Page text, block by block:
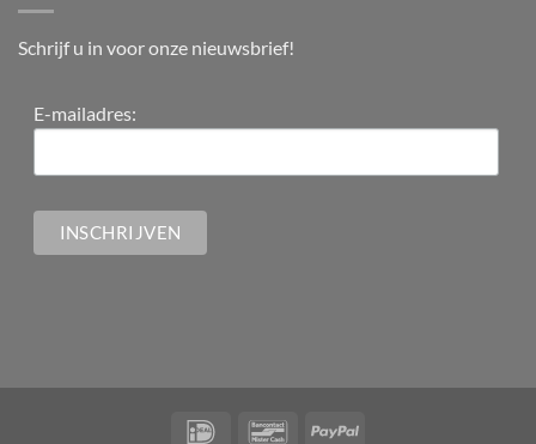
Schrijf u in voor onze nieuwsbrief!
E-mailadres: